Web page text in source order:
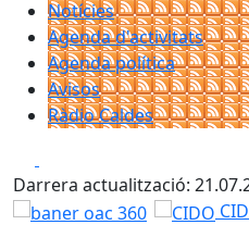
Notícies
Agenda d'activitats
Agenda política
Avisos
Ràdio Caldes
Darrera actualització: